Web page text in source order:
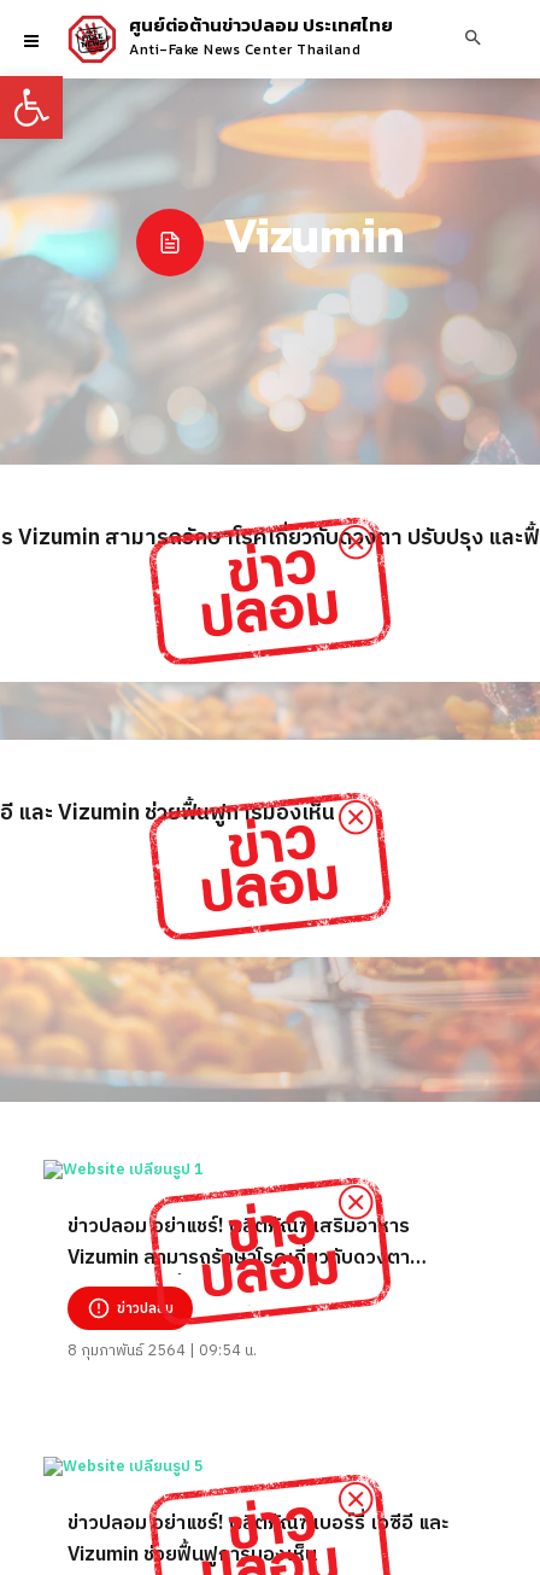
Open toolbar
ศูนย์ต่อต้านข่าวปลอม ประเทศไทย
Anti-Fake News Center Thailand
Vizumin
สามารถรักษาโรคเกี่ยวกับดวงตา ปรับปรุง และ
และ Vizumin ช่วยฟื้นฟูการมองเห็น
ข่าวปลอม อย่าแชร์! ผลิตภัณฑ์เสริมอาหาร
Vizumin สามารถรักษาโรคเกี่ยวกับดวงตา
ปรับปรุง และฟื้นฟูการมองเห็นได้
ข่าวปลอม
8 กุมภาพันธ์ 2564 | 09:54 น.
ข่าวปลอม อย่าแชร์! ผลิตภัณฑ์เบอร์รี่ เอซีอี และ
Vizumin ช่วยฟื้นฟูการมองเห็น